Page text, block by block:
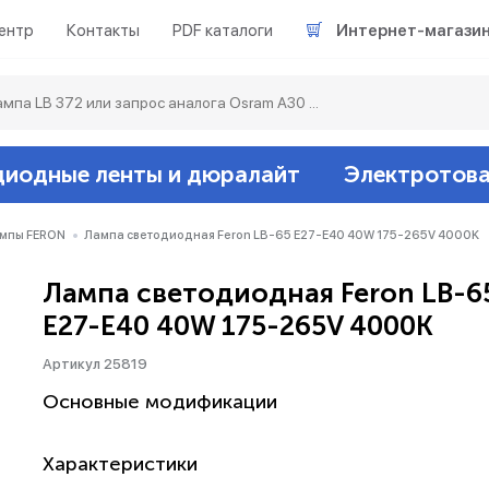
Контакты PDF каталоги Интернет-магазин
Светодиодные
Люминесцентные
Акцентное
Светильники
ленты и дюралайт
Ленты
Дюралайт
Датчики
Звонки и
Гирлянды белт-
Прочее
FERON Лампа светодиодная Feron LB-65 E27-E40 40W 175-265V 4000K
Лампа светодиодная Feron LB-
E27-E40 40W 175-265V 4000K
Артикул 25819
Основные модификации
Характеристики